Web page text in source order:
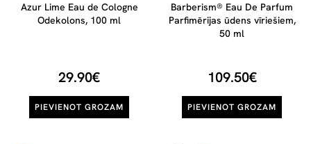
Azur Lime Eau de Cologne
Odekolons, 100 ml
29.90€
PIEVIENOT GROZAM
Barberism® Eau De Parfum
Parfimērijas ūdens vīriešiem,
50 ml
109.50€
PIEVIENOT GROZAM